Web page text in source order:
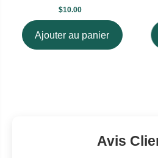
$10.00
Ajouter au panier
Avis